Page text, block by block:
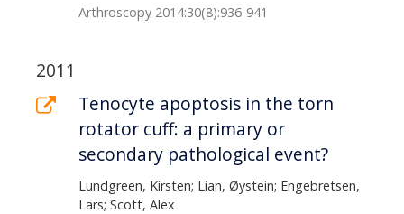
Arthroscopy 2014:30(8):936-941
2011
Tenocyte apoptosis in the torn
rotator cuff: a primary or
secondary pathological event?
Lundgreen, Kirsten; Lian, Øystein; Engebretsen,
Lars; Scott, Alex